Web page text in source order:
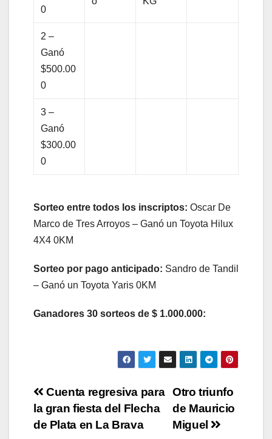
0
2 –
Ganó
$500.00
0
3 –
Ganó
$300.00
0
Sorteo entre todos los inscriptos: Oscar De
Marco de Tres Arroyos – Ganó un Toyota Hilux
4X4 0KM
Sorteo por pago anticipado: Sandro de Tandil
– Ganó un Toyota Yaris 0KM
Ganadores 30 sorteos de $ 1.000.000:
Navegación
de
Otro triunfo
de Mauricio
Miguel
Cuenta regresiva para
la gran fiesta del Flecha
de Plata en La Brava